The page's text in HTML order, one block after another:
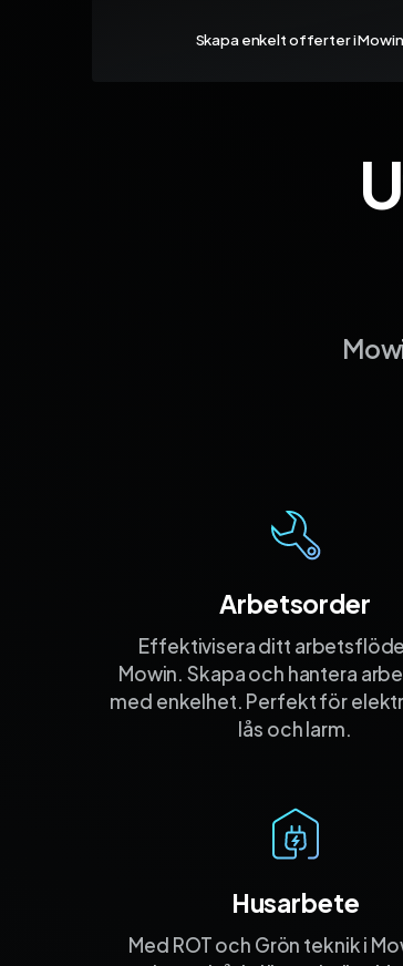
Skapa enkelt offerter i Mowin
Arbetsorder
Effektivisera ditt
Mowin. Skapa och hantera
med enkelhet. Perfekt för
lås och larm.
Husarbete
Med ROT och Grön teknik i